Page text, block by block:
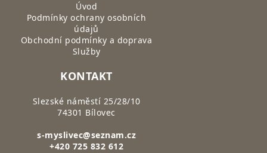
Úvod
Podmínky ochrany osobních
údajů
Obchodní podmínky a doprava
Služby
KONTAKT
Slezské náměstí 25/28/10
74301 Bílovec
s-myslivec@seznam.cz
+420 725 832 612